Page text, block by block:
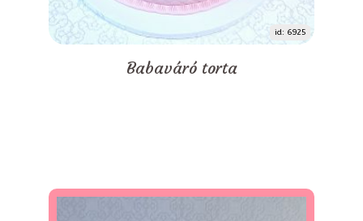
id: 6925
Babaváró torta